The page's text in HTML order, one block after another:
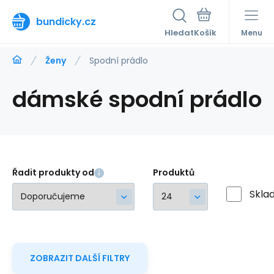
bundicky.cz
Hledat Menu
Ženy Spodní prádlo
dámské spodní prádlo
Řadit produkty od Produktů
ZOBRAZIT DALŠÍ FILTRY